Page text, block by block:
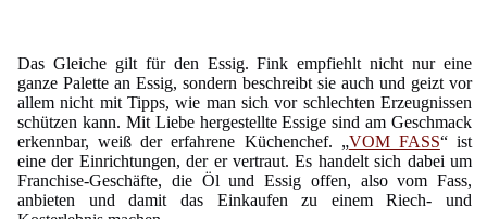
Das Gleiche gilt für den Essig. Fink empfiehlt nicht nur eine
ganze Palette an Essig, sondern beschreibt sie auch und geizt vor
allem nicht mit Tipps, wie man sich vor schlechten Erzeugnissen
schützen kann. Mit Liebe hergestellte Essige sind am Geschmack
erkennbar, weiß der erfahrene Küchenchef. „VOM FASS“ ist
eine der Einrichtungen, der er vertraut. Es handelt sich dabei um
Franchise-Geschäfte, die Öl und Essig offen, also vom Fass,
anbieten und damit das Einkaufen zu einem Riech- und